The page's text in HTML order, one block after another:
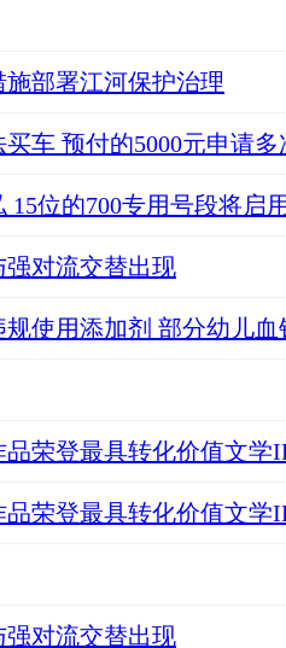
部署江河保护治理
车 预付的5000元申请多
15位的700专用号段将启用
对流交替出现
使用添加剂 部分幼儿血
品荣登最具转化价值文学
品荣登最具转化价值文学
对流交替出现